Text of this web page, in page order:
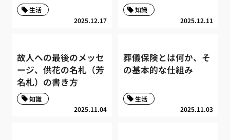
2025.12.17
生活
2025.12.11
知識
故人への最後のメッセ
ージ、供花の名札（芳
名札）の書き方
2025.11.04
知識
葬儀保険とは何か、そ
の基本的な仕組み
2025.11.03
生活